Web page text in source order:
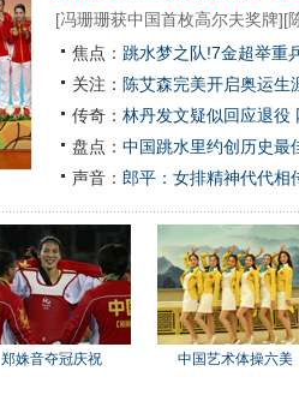
[冯珊珊获中国首枚高尔夫奖牌][
焦点： 跳水梦之队!7金超举重
关注： 陈艾森完美开启奥运
传奇： 林丹发文疑似回应退役
盘点： 中国跳水里约创历史最
声音： 郎平：女排精神代代相
郑姝音夺冠庆祝 中国艺术体操六美